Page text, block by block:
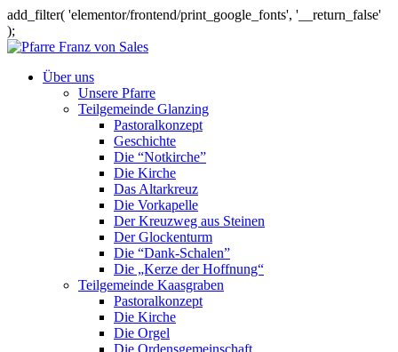
add_filter( 'elementor/frontend/print_google_fonts', '__return_false'
);
Über uns
Unsere Pfarre
Teilgemeinde Glanzing
Pastoralkonzept
Geschichte
Die “Notkirche”
Die Kirche
Das Altarkreuz
Die Vorkapelle
Der Kreuzweg aus Steinen
Der Glockenturm
Die “Dank-Schalen”
Die „Kerze der Hoffnung“
Teilgemeinde Kaasgraben
Pastoralkonzept
Die Kirche
Die Orgel
Die Ordensgemeinschaft